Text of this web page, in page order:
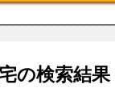
の検索結果